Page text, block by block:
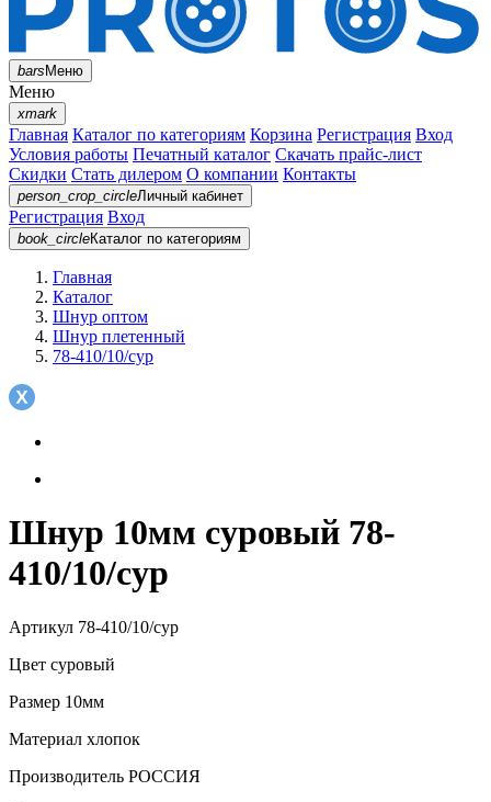
barsМеню
Меню
xmark
Главная Каталог по категориям Корзина Регистрация Вход
Условия работы Печатный каталог Скачать прайс-лист
Скидки Стать дилером О компании Контакты
person_crop_circleЛичный кабинет
Регистрация Вход
book_circleКаталог по категориям
Главная
Каталог
Шнур оптом
Шнур плетенный
78-410/10/сур
Шнур 10мм суровый 78-
410/10/сур
Артикул 78-410/10/сур
Цвет суровый
Размер 10мм
Материал хлопок
Производитель РОССИЯ